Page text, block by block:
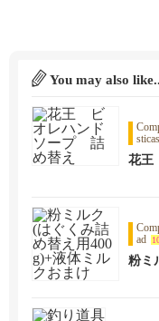
You may also
sticas
花王
ad
粉ミ